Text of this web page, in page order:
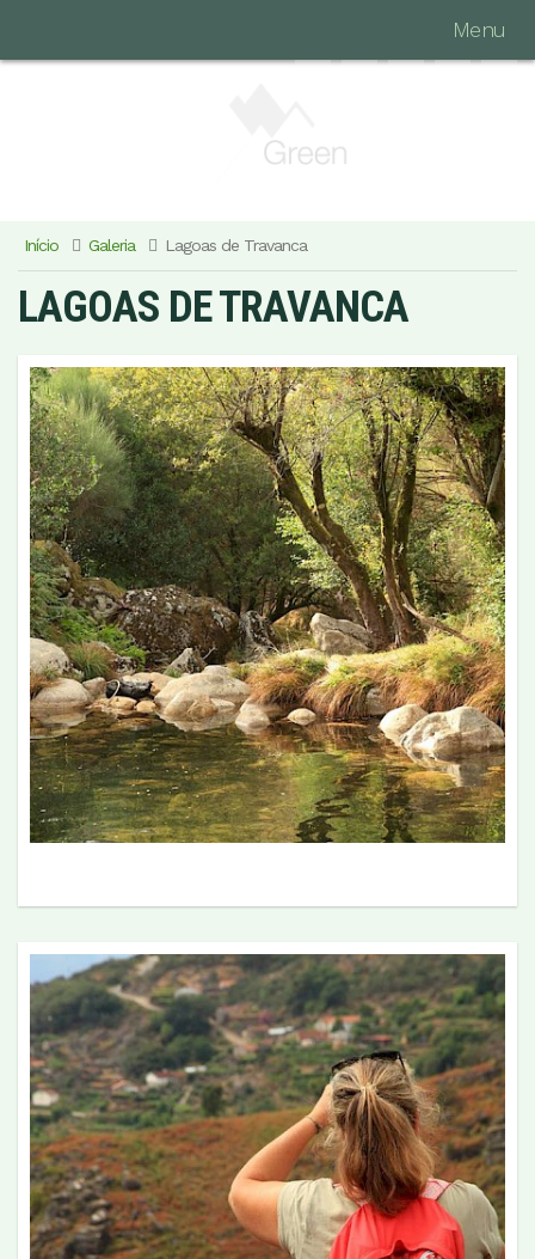
Menu
Início Galeria Lagoas de Travanca
LAGOAS DE TRAVANCA